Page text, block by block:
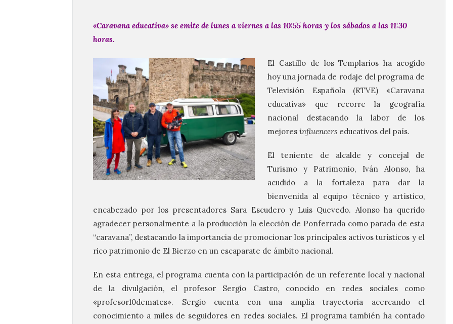
«Caravana educativa» se emite de lunes a viernes a las 10:55 horas y los sábados a las 11:30
horas.
El Castillo de los Templarios ha acogido
hoy una jornada de rodaje del programa de
Televisión Española (RTVE) «Caravana
educativa» que recorre la geografía
nacional destacando la labor de los
mejores influencers educativos del país.
El teniente de alcalde y concejal de
Turismo y Patrimonio, Iván Alonso, ha
acudido a la fortaleza para dar la
bienvenida al equipo técnico y artístico,
encabezado por los presentadores Sara Escudero y Luis Quevedo. Alonso ha querido
agradecer personalmente a la producción la elección de Ponferrada como parada de esta
“caravana”, destacando la importancia de promocionar los principales activos turísticos y el
rico patrimonio de El Bierzo en un escaparate de ámbito nacional.
En esta entrega, el programa cuenta con la participación de un referente local y nacional
de la divulgación, el profesor Sergio Castro, conocido en redes sociales como
«profesor10demates». Sergio cuenta con una amplia trayectoria acercando el
conocimiento a miles de seguidores en redes sociales. El programa también ha contado